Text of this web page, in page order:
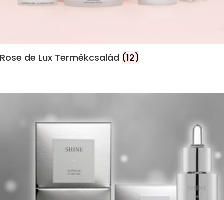
Rose de Lux Termékcsalád (12)